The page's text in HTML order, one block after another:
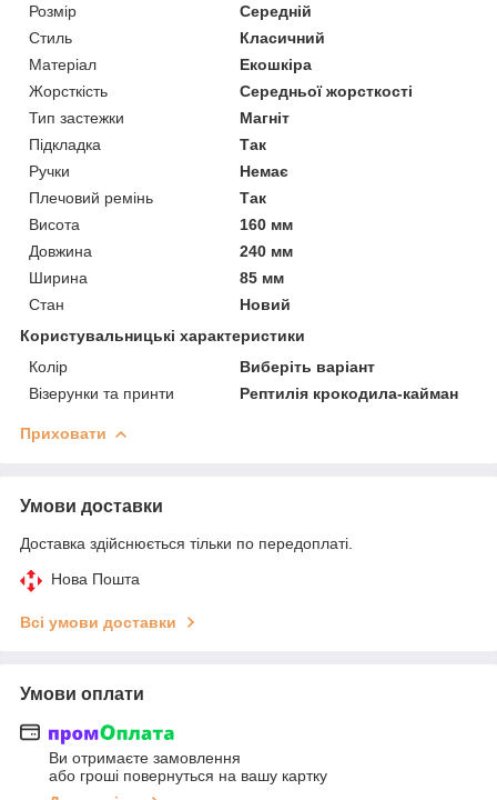
Розмір
Середній
Стиль
Класичний
Матеріал
Екошкіра
Жорсткість
Середньої жорсткості
Тип застежки
Магніт
Підкладка
Так
Ручки
Немає
Плечовий ремінь
Так
Висота
160 мм
Довжина
240 мм
Ширина
85 мм
Стан
Новий
Користувальницькі характеристики
Колір
Виберіть варіант
Візерунки та принти
Рептилія крокодила-кайман
Приховати
Умови доставки
Доставка здійснюється тільки по передоплаті.
Нова Пошта
Всі умови доставки
Умови оплати
Ви отримаєте замовлення
або гроші повернуться на вашу картку